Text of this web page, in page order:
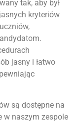
tak, aby był
kryteriów
jasny i łatwo
są dostępne na
w naszym zespole